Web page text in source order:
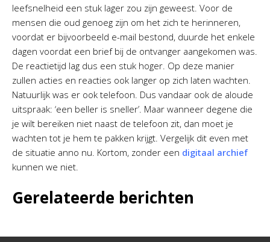
leefsnelheid een stuk lager zou zijn geweest. Voor de
mensen die oud genoeg zijn om het zich te herinneren,
voordat er bijvoorbeeld e-mail bestond, duurde het enkele
dagen voordat een brief bij de ontvanger aangekomen was.
De reactietijd lag dus een stuk hoger. Op deze manier
zullen acties en reacties ook langer op zich laten wachten.
Natuurlijk was er ook telefoon. Dus vandaar ook de aloude
uitspraak: ‘een beller is sneller’. Maar wanneer degene die
je wilt bereiken niet naast de telefoon zit, dan moet je
wachten tot je hem te pakken krijgt. Vergelijk dit even met
de situatie anno nu. Kortom, zonder een digitaal archief
kunnen we niet.
Gerelateerde berichten